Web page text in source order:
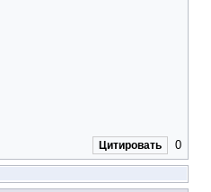
Цитировать 0